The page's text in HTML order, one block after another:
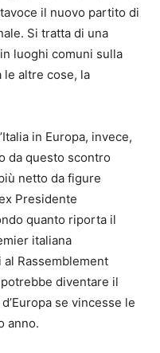
il nuovo partito di
Si tratta di una
luoghi comuni sulla
altre cose, la
in Europa, invece,
da questo scontro
netto da figure
Presidente
quanto riporta il
italiana
Rassemblement
diventare il
se vincesse le
anno.